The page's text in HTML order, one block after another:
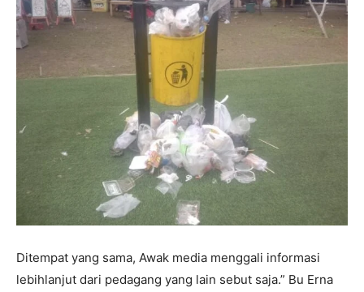
Ditempat yang sama, Awak media menggali informasi
lebihlanjut dari pedagang yang lain sebut saja.” Bu Erna